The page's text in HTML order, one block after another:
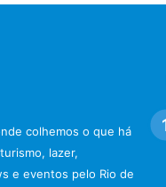
colhemos o que há
lazer,
e eventos pelo Rio de